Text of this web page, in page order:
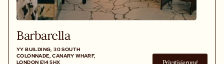
Barbarella
YY BUILDING, 30 SOUTH
COLONNADE, CANARY WHARF,
LONDON E14 5HX